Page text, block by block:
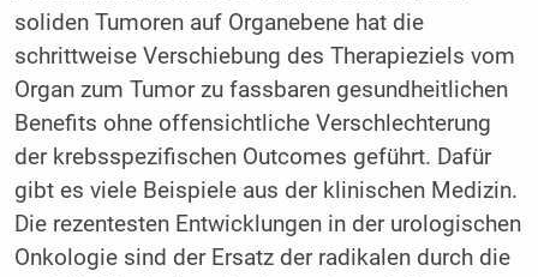
soliden Tumoren auf Organebene hat die
schrittweise Verschiebung des Therapieziels vom
Organ zum Tumor zu fassbaren gesundheitlichen
Benefits ohne offensichtliche Verschlechterung
der krebsspezifischen Outcomes geführt. Dafür
gibt es viele Beispiele aus der klinischen Medizin.
Die rezentesten Entwicklungen in der urologischen
Onkologie sind der Ersatz der radikalen durch die